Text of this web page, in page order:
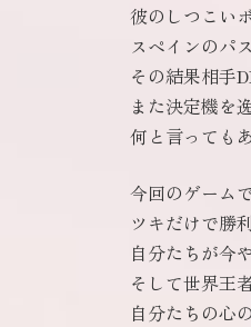
彼のしつこい
スペインのパ
その結果相手
また決定機を
何と言っても
今回のゲーム
ツキだけで勝
自分たちが今
そして世界王
自分たちの心